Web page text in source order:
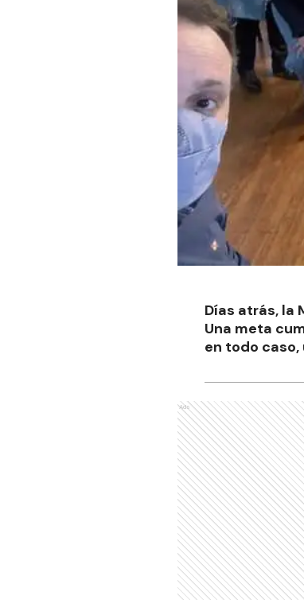
Días atrás, la
Una meta
en todo caso,
Ads